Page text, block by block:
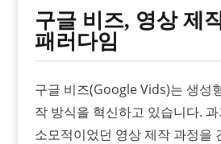
구글 비즈, 영상 제
패러다임
구글 비즈(Google Vids)는 생성
작 방식을 혁신하고 있습니다.
소모적이었던 영상 제작 과정을